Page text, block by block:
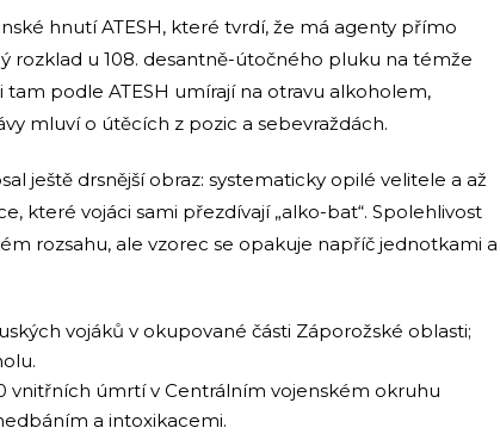
hnutí ATESH, které tvrdí, že má agenty přímo
rozklad u 108. desantně-útočného pluku na témže
podle ATESH umírají na otravu alkoholem,
mluví o útěcích z pozic a sebevraždách.
ještě drsnější obraz: systematicky opilé velitele a až
které vojáci sami přezdívají „alko-bat“. Spolehlivost
rozsahu, ale vzorec se opakuje napříč jednotkami a
vojáků v okupované části Záporožské oblasti;
vnitřních úmrtí v Centrálním vojenském okruhu
a intoxikacemi.